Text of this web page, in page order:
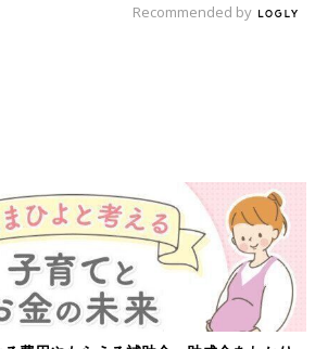
Recommended by
クチン接種できるものも】妊婦の感染症対